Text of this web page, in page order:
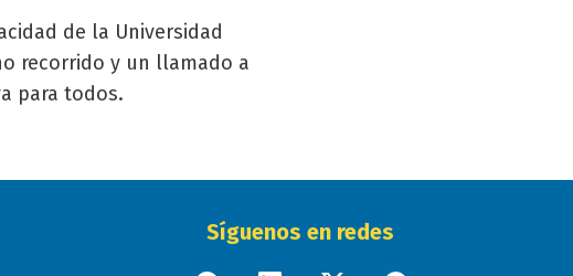
de la Universidad
recorrido y un llamado a
para todos.
Síguenos en redes